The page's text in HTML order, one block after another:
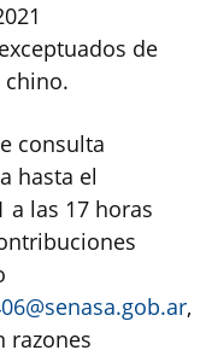
de
consulta
hasta el
a las 17 horas
,
razones